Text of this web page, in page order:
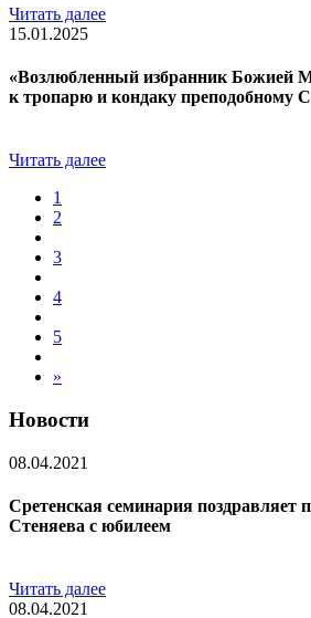
Читать далее
15.01.2025
«Возлюбленный избранник Божией
к тропарю и кондаку преподобному
Читать далее
1
2
3
4
5
»
Новости
08.04.2021
Сретенская семинария поздравляет
Стеняева с юбилеем
Читать далее
08.04.2021